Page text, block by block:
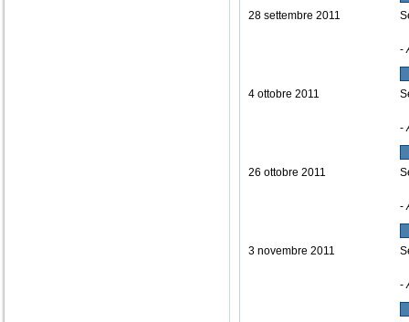
28 settembre 2011
-
4 ottobre 2011
-
26 ottobre 2011
-
3 novembre 2011
-